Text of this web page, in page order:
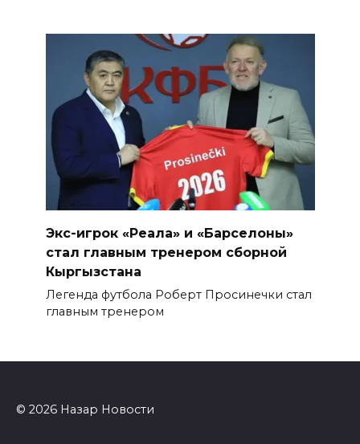
Экс-игрок «Реала» и «Барселоны»
стал главным тренером сборной
Кыргызстана
Легенда футбола Роберт Просинечки стал
главным тренером
© 2026 Назар Новости